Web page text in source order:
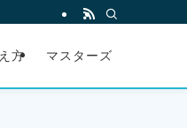
方 マスターズ